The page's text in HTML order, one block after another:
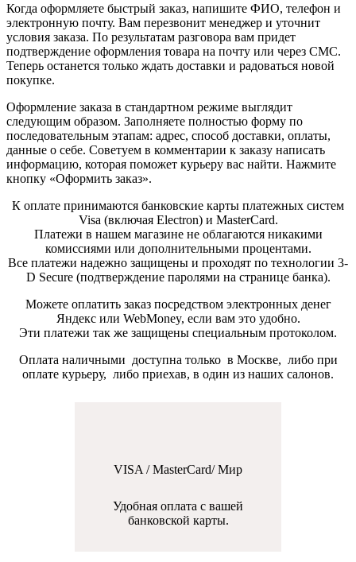
Когда оформляете быстрый заказ, напишите ФИО, телефон и
электронную почту. Вам перезвонит менеджер и уточнит
условия заказа. По результатам разговора вам придет
подтверждение оформления товара на почту или через СМС.
Теперь останется только ждать доставки и радоваться новой
покупке.
Оформление заказа в стандартном режиме выглядит
следующим образом. Заполняете полностью форму по
последовательным этапам: адрес, способ доставки, оплаты,
данные о себе. Советуем в комментарии к заказу написать
информацию, которая поможет курьеру вас найти. Нажмите
кнопку «Оформить заказ».
К оплате принимаются банковские карты платежных систем
Visa (включая Electron) и MasterCard.
Платежи в нашем магазине не облагаются никакими
комиссиями или дополнительными процентами.
Все платежи надежно защищены и проходят по технологии 3-
D Secure (подтверждение паролями на странице банка).
Можете оплатить заказ посредством электронных денег
Яндекс или WebMoney, если вам это удобно.
Эти платежи так же защищены специальным протоколом.
Оплата наличными доступна только в Москве, либо при
оплате курьеру, либо приехав, в один из наших салонов.
VISA / MasterCard/ Мир
Удобная оплата с вашей
банковской карты.